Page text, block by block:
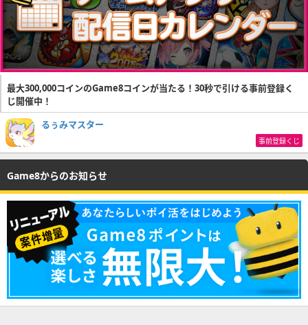
最大300,000コインのGame8コインが当たる！30秒で引ける事前登録く
じ開催中！
るぅみマスター
事前登録くじ
Game8からのお知らせ